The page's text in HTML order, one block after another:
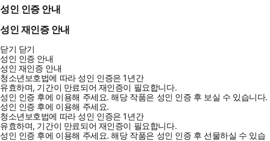
성인 인증 안내
성인 재인증 안내
닫기 닫기
성인 인증 안내
성인 재인증 안내
청소년보호법에 따라 성인 인증은 1년간
유효하며, 기간이 만료되어 재인증이 필요합니다.
성인 인증 후에 이용해 주세요.해당 작품은 성인 인증 후 보실 수 있습니다.
성인 인증 후에 이용해 주세요.
청소년보호법에 따라 성인 인증은 1년간
유효하며, 기간이 만료되어 재인증이 필요합니다.
성인 인증 후에 이용해 주세요.해당 작품은 성인 인증 후 선물하실 수 있습